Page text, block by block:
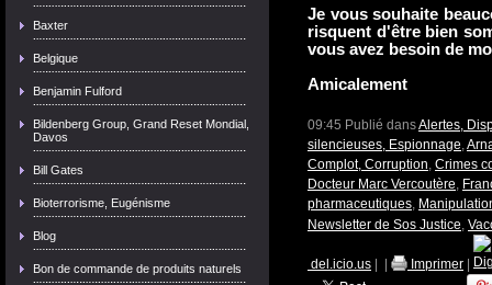
Baxter
Belgique
Benjamin Fulford
Bildenberg Group, Grand Reset Mondial,
Davos
Bill Gates
Bioterrorisme, Eugénisme
Blog
Bon de commande de produits naturels
Je vous souhaite
risquent d'être bien
vous avez besoin de
Amicalement
09:45 Publié dansAlertes,
silencieuses, Espionnage,
Complot, Corruption, Crimes
Docteur Marc Vercoutère,
pharmaceutiques,
Newsletter de Sos Justice,
del.icio.us Imprimer